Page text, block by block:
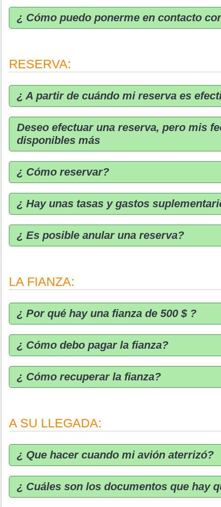
¿ Cómo puedo ponerme en contacto
RESERVA:
¿ A partir de cuándo mi reserva es
Deseo efectuar una reserva, pero mis
disponibles más
¿ Cómo reservar?
¿ Hay unas tasas y gastos
¿ Es posible anular una reserva?
LA FIANZA:
¿ Por qué hay una fianza de 500 $ ?
¿ Cómo debo pagar la fianza?
¿ Cómo recuperar la fianza?
A SU LLEGADA:
¿ Que hacer cuando mi avión aterrizó?
¿ Cuáles son los documentos que hay